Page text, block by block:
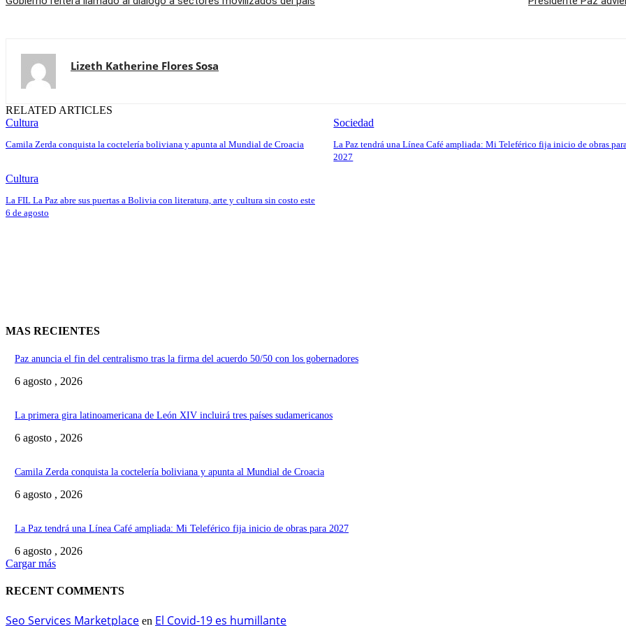
Lizeth Katherine Flores Sosa
RELATED ARTICLES
Cultura
Camila Zerda conquista la coctelería boliviana y apunta al Mundial de Croacia
Sociedad
La Paz tendrá una Línea Café ampliada: Mi Teleférico fija inicio de obras para
2027
Cultura
La FIL La Paz abre sus puertas a Bolivia con literatura, arte y cultura sin costo este
6 de agosto
MAS RECIENTES
Paz anuncia el fin del centralismo tras la firma del acuerdo 50/50 con los gobernadores
6 agosto , 2026
La primera gira latinoamericana de León XIV incluirá tres países sudamericanos
6 agosto , 2026
Camila Zerda conquista la coctelería boliviana y apunta al Mundial de Croacia
6 agosto , 2026
La Paz tendrá una Línea Café ampliada: Mi Teleférico fija inicio de obras para 2027
6 agosto , 2026
Cargar más
RECENT COMMENTS
Seo Services Marketplace en El Covid-19 es humillante